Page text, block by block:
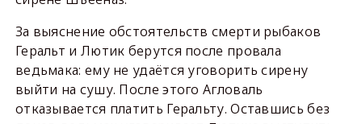
За выяснение обстоятельств смерти рыбаков
Геральт и Лютик берутся после провала
ведьмака: ему не удаётся уговорить сирену
выйти на сушу. После этого Агловаль
отказывается платить Геральту. Оставшись без